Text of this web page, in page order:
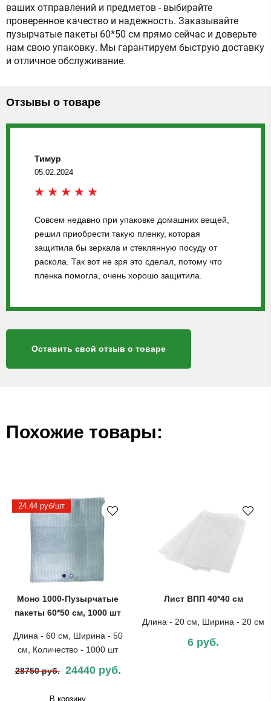
ваших отправлений и предметов - выбирайте
проверенное качество и надежность. Заказывайте
пузырчатые пакеты 60*50 см прямо сейчас и доверьте
нам свою упаковку. Мы гарантируем быструю доставку
и отличное обслуживание.
Отзывы о товаре
Тимур
05.02.2024
Совсем недавно при упаковке домашних вещей,
решил приобрести такую пленку, которая
защитила бы зеркала и стеклянную посуду от
раскола. Так вот не зря это сделал, потому что
пленка помогла, очень хорошо защитила.
Оставить свой отзыв о товаре
Похожие товары:
24.44 руб/шт
Моно 1000-Пузырчатые
пакеты 60*50 см, 1000 шт
Длина - 60 см, Ширина - 50
см, Количество - 1000 шт
28750 руб. 24440 руб.
В корзину
Лист ВПП 40*40 см
Длина - 20 см, Ширина - 20 см
6 руб.